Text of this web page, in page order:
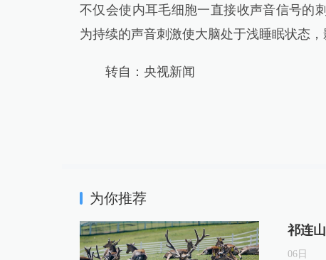
不仅会使内耳毛细胞一直接收声音信号的
为持续的声音刺激使大脑处于浅睡眠状态
转自：央视新闻
为你推荐
祁连
06日